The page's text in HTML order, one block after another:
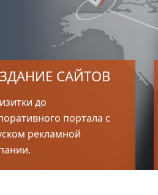
САЙТОВ
до
портала с
рекламной